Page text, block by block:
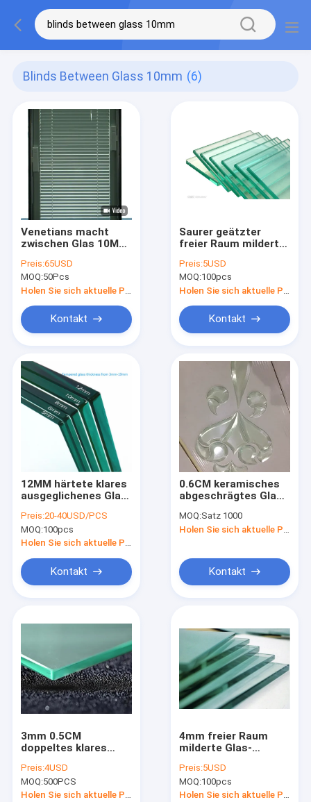
Blinds Between Glass 10mm (6)
Venetians macht
zwischen Glas 10MM
kugelsicheren
Doppelverglasung
blind
Preis:65USD
MOQ:50Pcs
Kontakt
Saurer geätzter
freier Raum milderte
Ersatz-goldene
Bronze
Preis:5USD
MOQ:100pcs
Kontakt
12MM härtete klares
ausgeglichenes Glas
Bronzerosa ab
Preis:20-40USD/PCS
MOQ:100pcs
Kontakt
0.6CM keramisches
abgeschrägtes Glas
Buntglas-Stücke
12.7MM Soem
MOQ:Satz 1000
Kontakt
3mm 0.5CM
doppeltes klares
niedriges E
beschichtete
reflektierende
Preis:4USD
MOQ:500PCS
Holen Sie sich aktuelle Preis
4mm freier Raum
milderte Glas-
Sliding Door 30cm
ANSI
Preis:5USD
MOQ:100pcs
Holen Sie sich aktuelle Preis